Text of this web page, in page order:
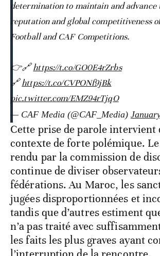
determination to maintain and
reputation and global competitiveness
Football and CAF Competitions.
👉🔗https://t.co/GO0E4rZrbs
🔗https://t.co/CVPONf9jBk
pic.twitter.com/EMZ94rTjqO
— CAF Media (@CAF_Media)
Cette prise de parole intervient
contexte de forte polémique.
rendu par la commission de
continue de diviser
fédérations. Au Maroc, les
jugées disproportionnées et
tandis que d’autres estiment
n’a pas traité avec
les faits les plus graves ayant